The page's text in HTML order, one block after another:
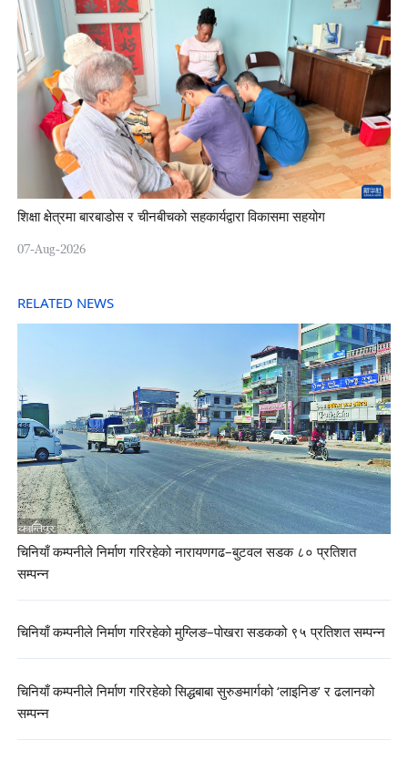
शिक्षा क्षेत्रमा बारबाडोस र चीनबीचको सहकार्यद्वारा विकासमा सहयोग
07-Aug-2026
RELATED NEWS
चिनियाँ कम्पनीले निर्माण गरिरहेको नारायणगढ–बुटवल सडक ८० प्रतिशत
सम्पन्न
चिनियाँ कम्पनीले निर्माण गरिरहेको मुग्लिङ–पोखरा सडकको ९५ प्रतिशत सम्पन्न
चिनियाँ कम्पनीले निर्माण गरिरहेको सिद्धबाबा सुरुङमार्गको ‘लाइनिङ’ र ढलानको
सम्पन्न